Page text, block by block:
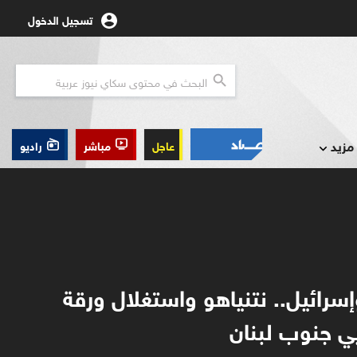
تسجيل الدخول
مزيد عاجل مباشر راديو
نتنياهو واستغلال ورقة
جنوب لبنان